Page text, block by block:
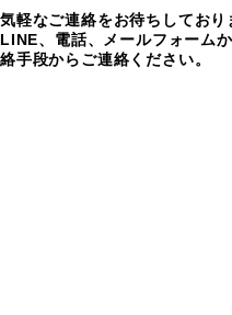
気軽なご連絡をお待ちしており
LINE、電話、メールフォーム
絡手段からご連絡ください。